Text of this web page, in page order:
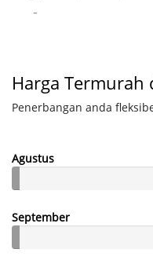
-
Harga Termurah
Penerbangan anda
Agustus
September